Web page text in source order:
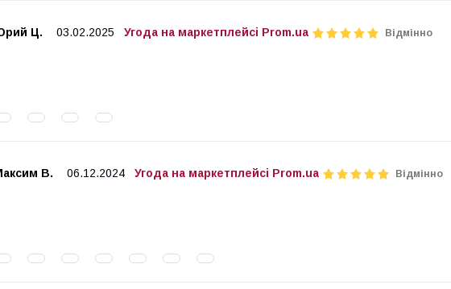
Ц. 03.02.2025 Угода на маркетплейсі Prom.ua Відмінно
В. 06.12.2024 Угода на маркетплейсі Prom.ua Відмінно